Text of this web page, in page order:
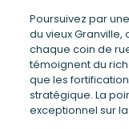
Poursuivez par
du vieux Granville,
chaque coin de
témoignent du
que les
stratégique. La
exceptionnel sur